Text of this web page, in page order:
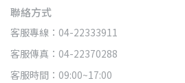
聯絡方式
客服專線：04-22333911
客服傳真：04-22370288
客服時間：09:00~17:00